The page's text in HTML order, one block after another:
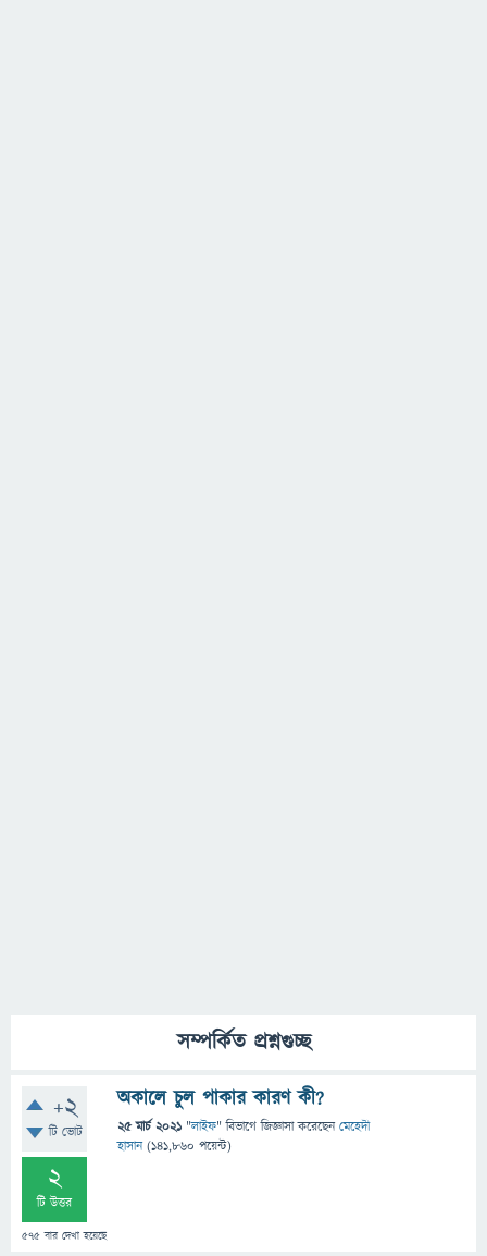
সম্পর্কিত প্রশ্নগুচ্ছ
+2
টি ভোট
2
টি উত্তর
575 বার দেখা হয়েছে
অকালে চুল পাকার কারণ কী?
25 মার্চ 2021 "লাইফ" বিভাগে জিজ্ঞাসাকরেছেনমেহেদী
হাসান (141,860 পয়েন্ট)